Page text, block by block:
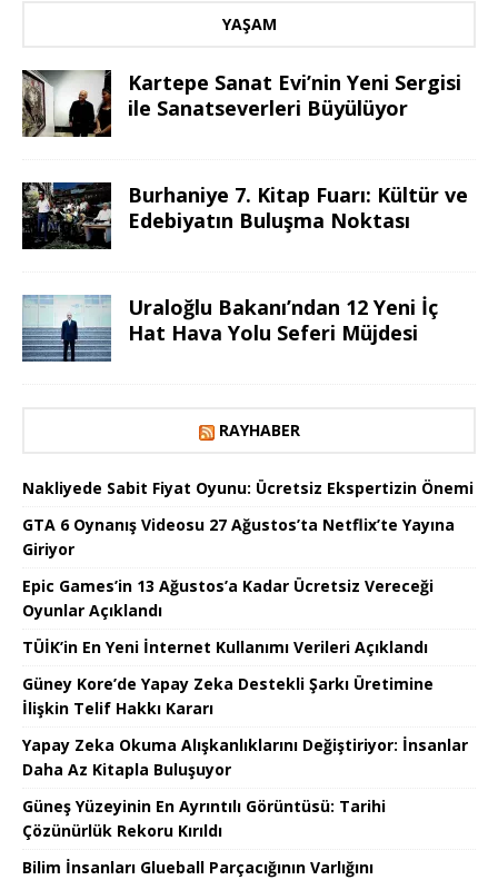
YAŞAM
Kartepe Sanat Evi’nin Yeni Sergisi
ile Sanatseverleri Büyülüyor
Burhaniye 7. Kitap Fuarı: Kültür ve
Edebiyatın Buluşma Noktası
Uraloğlu Bakanı’ndan 12 Yeni İç
Hat Hava Yolu Seferi Müjdesi
RAYHABER
Nakliyede Sabit Fiyat Oyunu: Ücretsiz Ekspertizin Önemi
GTA 6 Oynanış Videosu 27 Ağustos’ta Netflix’te Yayına
Giriyor
Epic Games’in 13 Ağustos’a Kadar Ücretsiz Vereceği
Oyunlar Açıklandı
TÜİK’in En Yeni İnternet Kullanımı Verileri Açıklandı
Güney Kore’de Yapay Zeka Destekli Şarkı Üretimine
İlişkin Telif Hakkı Kararı
Yapay Zeka Okuma Alışkanlıklarını Değiştiriyor: İnsanlar
Daha Az Kitapla Buluşuyor
Güneş Yüzeyinin En Ayrıntılı Görüntüsü: Tarihi
Çözünürlük Rekoru Kırıldı
Bilim İnsanları Glueball Parçacığının Varlığını